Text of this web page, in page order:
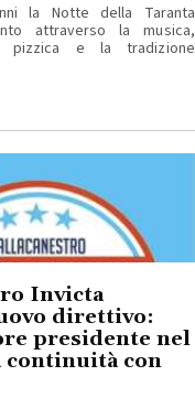
la Notte della Taranta
attraverso la musica,
pizzica e la tradizione
Invicta
direttivo:
presidente nel
continuità con